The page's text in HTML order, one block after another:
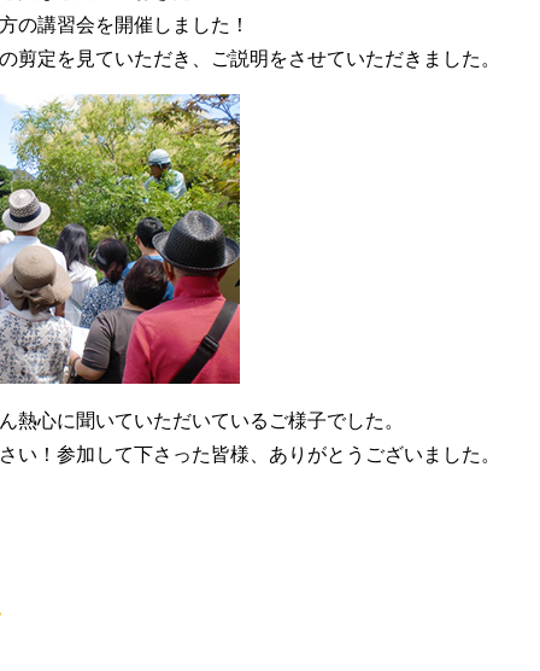
の講習会を開催しました！
剪定を見ていただき、ご説明をさせていただきました。
熱心に聞いていただいているご様子でした。
い！参加して下さった皆様、ありがとうございました。